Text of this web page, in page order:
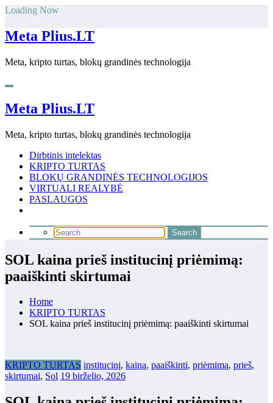
Skip
content
Loading Now
Meta Plius.LT
Meta, kripto turtas, blokų grandinės technologija
Meta Plius.LT
Meta, kripto turtas, blokų grandinės technologija
Dirbtinis intelektas
KRIPTO TURTAS
BLOKŲ GRANDINĖS TECHNOLOGIJOS
VIRTUALI REALYBĖ
PASLAUGOS
SOL kaina prieš institucinį priėmimą:
paaiškinti skirtumai
Home
KRIPTO TURTAS
SOL kaina prieš institucinį priėmimą: paaiškinti skirtumai
KRIPTO TURTAS institucinį, kainą, paaiškinti, priėmimą, prieš,
skirtumai, Sol 19 birželio, 2026